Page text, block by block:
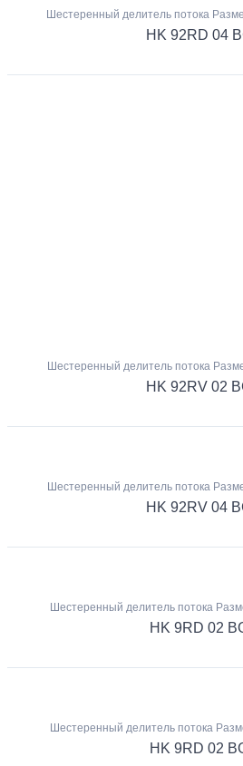
Шестеренный делитель потока
HK 92RD 04
Шестеренный делитель потока
HK 92RV 02
Шестеренный делитель потока
HK 92RV 04
Шестеренный делитель потока
HK 9RD 02
Шестеренный делитель потока
HK 9RD 02